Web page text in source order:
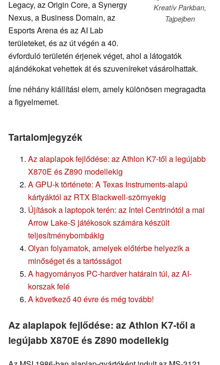
Kreatív Parkban,
Tajpejben
Legacy, az Origin Core, a Synergy
Nexus, a Business Domain, az
Esports Arena és az AI Lab
területeket, és az út végén a 40.
évforduló területén érjenek véget, ahol a látogatók
ajándékokat vehettek át és szuveníreket vásárolhattak.
Íme néhány kiállítási elem, amely különösen megragadta
a figyelmemet.
Tartalomjegyzék
Az alaplapok fejlődése: az Athlon K7-től a legújabb
X870E és Z890 modellekig
A GPU-k története: A Texas Instruments-alapú
kártyáktól az RTX Blackwell-szörnyekig
Újítások a laptopok terén: az Intel Centrinótól a mai
Arrow Lake-S játékosok számára készült
teljesítménybombákig
Olyan folyamatok, amelyek előtérbe helyezik a
minőséget és a tartósságot
A hagyományos PC-hardver határain túl, az AI-
korszak felé
A következő 40 évre és még tovább!
Az alaplapok fejlődése: az Athlon K7-től a
legújabb X870E és Z890 modellekig